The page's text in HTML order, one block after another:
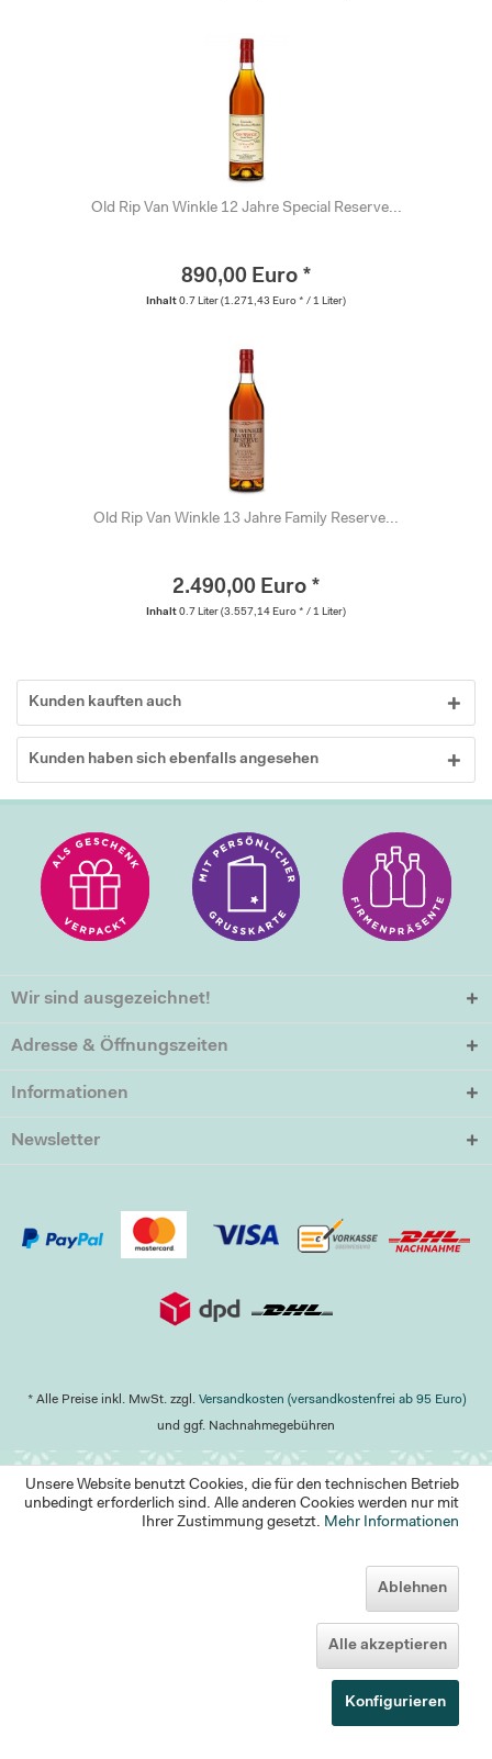
Old Rip Van Winkle 12 Jahre Special Reserve...
890,00 Euro *
Inhalt 0.7 Liter (1.271,43 Euro * / 1 Liter)
Old Rip Van Winkle 13 Jahre Family Reserve...
2.490,00 Euro *
Inhalt 0.7 Liter (3.557,14 Euro * / 1 Liter)
Kunden kauften auch
Kunden haben sich ebenfalls angesehen
Wir sind ausgezeichnet!
Adresse & Öffnungszeiten
Informationen
Newsletter
* Alle Preise inkl. MwSt. zzgl. Versandkosten (versandkostenfrei ab 95 Euro)
und ggf. Nachnahmegebühren
Unsere Website benutzt Cookies, die für den technischen Betrieb
unbedingt erforderlich sind. Alle anderen Cookies werden nur mit
Ihrer Zustimmung gesetzt. Mehr Informationen
Ablehnen
Alle akzeptieren
Konfigurieren